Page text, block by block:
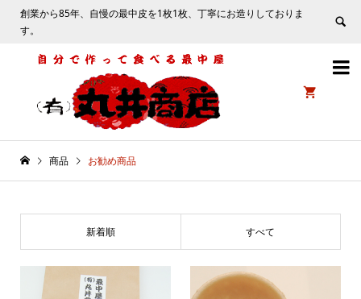
創業から85年、自慢の最中皮を1枚1枚、丁寧にお造りしておりま
す。


商品 お勧め商品
新着順 すべて